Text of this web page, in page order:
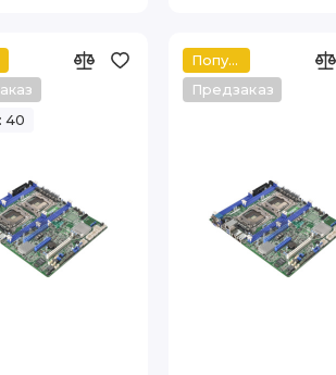
40
Популярный
Предзаказ